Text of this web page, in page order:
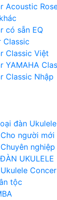
Acoustic
có sẵn EQ
Classic
Classic Việt
YAMAHA
Classic Nhập
đàn Ukulele
Cho người mới
Chuyên nghiệp
UKULELE
Ukulele
tộc